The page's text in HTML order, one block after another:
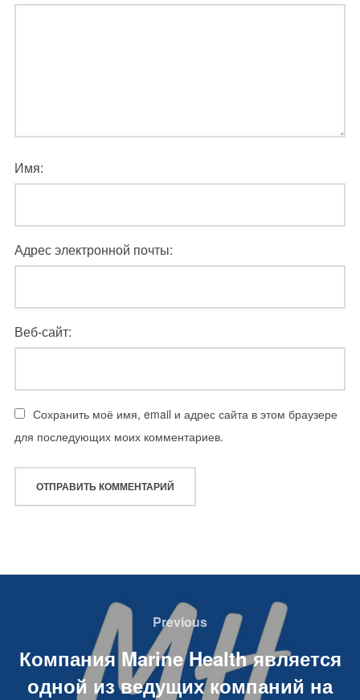
Имя:
Адрес электронной почты:
Веб-сайт:
Сохранить моё имя, email и адрес сайта в этом браузере
для последующих моих комментариев.
записям
Previous
Previous
Компания Marine Health является
одной из ведущих компаний на